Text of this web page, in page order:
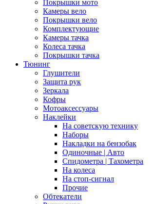
Покрышки мото
Камеры вело
Покрышки вело
Комплектующие
Камеры тачка
Колеса тачка
Покрышки тачка
Тюнинг
Глушители
Защита рук
Зеркала
Кофры
Мотоаксессуары
Наклейки
На советскую технику
Наборы
Накладки на бензобак
Одиночные | Авто
Спидометра | Тахометра
На колеса
На стоп-сигнал
Прочие
Обтекатели